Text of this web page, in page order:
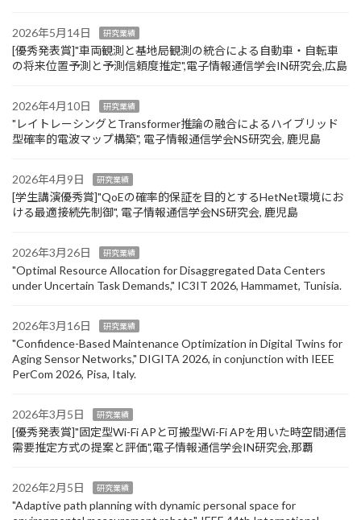
2026年5月14日 研究業績
[優秀発表賞]"車両観測と基地局観測の統合による自動車・自転車
の将来位置予測と予測信頼度推定",電子情報通信学会IN研究会,広島
2026年4月10日 研究業績
"レイトレーシングとTransformer推論の融合によるハイブリッド
型確率的電波マップ構築", 電子情報通信学会NS研究会, 鹿児島
2026年4月9日 研究業績
[学生講演優秀賞]"QoEの確率的保証を目的とするHetNet環境にお
ける最適接続先制御", 電子情報通信学会NS研究会, 鹿児島
2026年3月26日 研究業績
"Optimal Resource Allocation for Disaggregated Data Centers
under Uncertain Task Demands​," IC3IT 2026, Hammamet, Tunisia.
2026年3月16日 研究業績
"Confidence-Based Maintenance Optimization in Digital Twins for
Aging Sensor Networks," DIGITA 2026, in conjunction with IEEE
PerCom 2026, Pisa, Italy.
2026年3月5日 研究業績
[優秀発表賞]"固定型Wi-Fi APと可搬型Wi-Fi APを用いた時空間通信
需要推定方式の提案と評価",電子情報通信学会IN研究会,那覇
2026年2月5日 研究業績
"Adaptive path planning with dynamic personal space for